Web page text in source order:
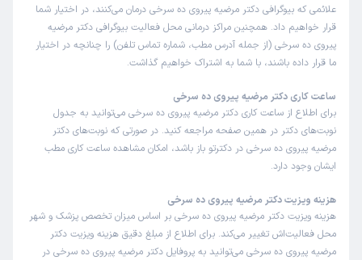
علائمی که بیوگرافی دکتر مرضیه پیروی ده سرخی درمان می‌کنند، در اختیار شما
قرار خواهیم داد. همچنین مراکز درمانی محل فعالیت بیوگرافی دکتر مرضیه
پیروی ده سرخی (از جمله آدرس مطب، شماره تماس تلفن) را چنانچه در اختیار
ما قرار داده باشند، با شما به اشتراک خواهیم گذاشت.
ساعت کاری دکتر مرضیه پیروی ده سرخی
برای اطلاع از ساعت کاری دکتر مرضیه پیروی ده سرخی می‌توانید به جدول
نوبت‌های دکتر در همین صفحه مراجعه کنید. در صورتی که نوبت‌های دکتر
مرضیه پیروی ده سرخی در دکترتو باز باشد، امکان مشاهده ساعت کاری مطب
ایشان وجود دارد.
هزینه ویزیت دکتر مرضیه پیروی ده سرخی
هزینه ویزیت دکتر مرضیه پیروی ده سرخی بر اساس میزان تخصص پزشک و شهر
محل فعالیت‌اش تغییر می‌کند. برای اطلاع از مبلغ دقیق هزینه ویزیت دکتر
مرضیه پیروی ده سرخی می‌توانید به پروفایل دکتر مرضیه پیروی ده سرخی در